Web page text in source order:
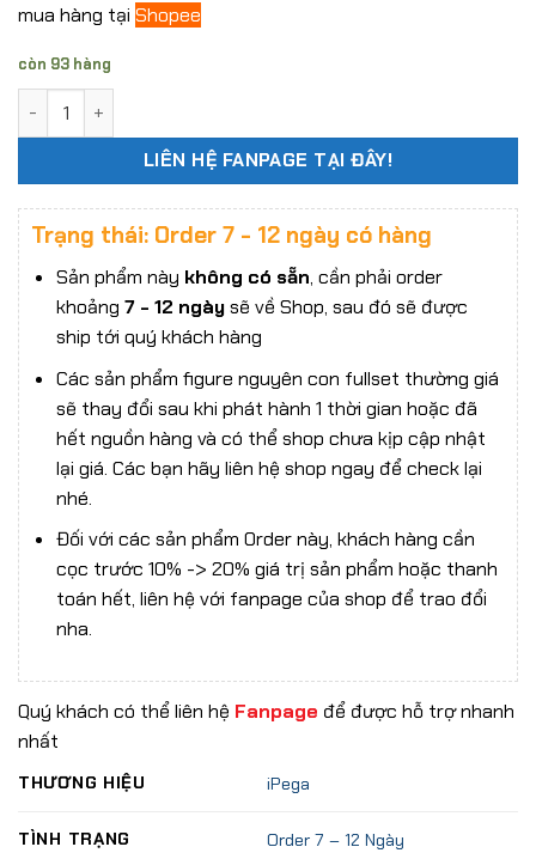
mua hàng tại Shopee
còn 93 hàng
LIÊN HỆ FANPAGE TẠI ĐÂY!
Trạng thái: Order 7 - 12 ngày có hàng
Sản phẩm này không có sẵn, cần phải order
khoảng 7 - 12 ngàysẽ về Shop, sau đó sẽ được
ship tới quý khách hàng
Các sản phẩm figure nguyên con fullset thường giá
sẽ thay đổi sau khi phát hành 1 thời gian hoặc đã
hết nguồn hàng và có thể shop chưa kịp cập nhật
lại giá. Các bạn hãy liên hệ shop ngay để check lại
nhé.
Đối với các sản phẩm Order này, khách hàng cần
cọc trước 10% -> 20% giá trị sản phẩm hoặc thanh
toán hết, liên hệ với fanpage của shop để trao đổi
nha.
Quý khách có thể liên hệ Fanpage để được hỗ trợ nhanh
nhất
THƯƠNG HIỆU iPega
TÌNH TRẠNG Order 7 – 12 Ngày